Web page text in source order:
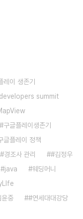
레이 생존기
summit
구글플레이생존기
글플레이 정책
경조사 관리
#김정우
java
웨딩머니
중 #연세대대강당